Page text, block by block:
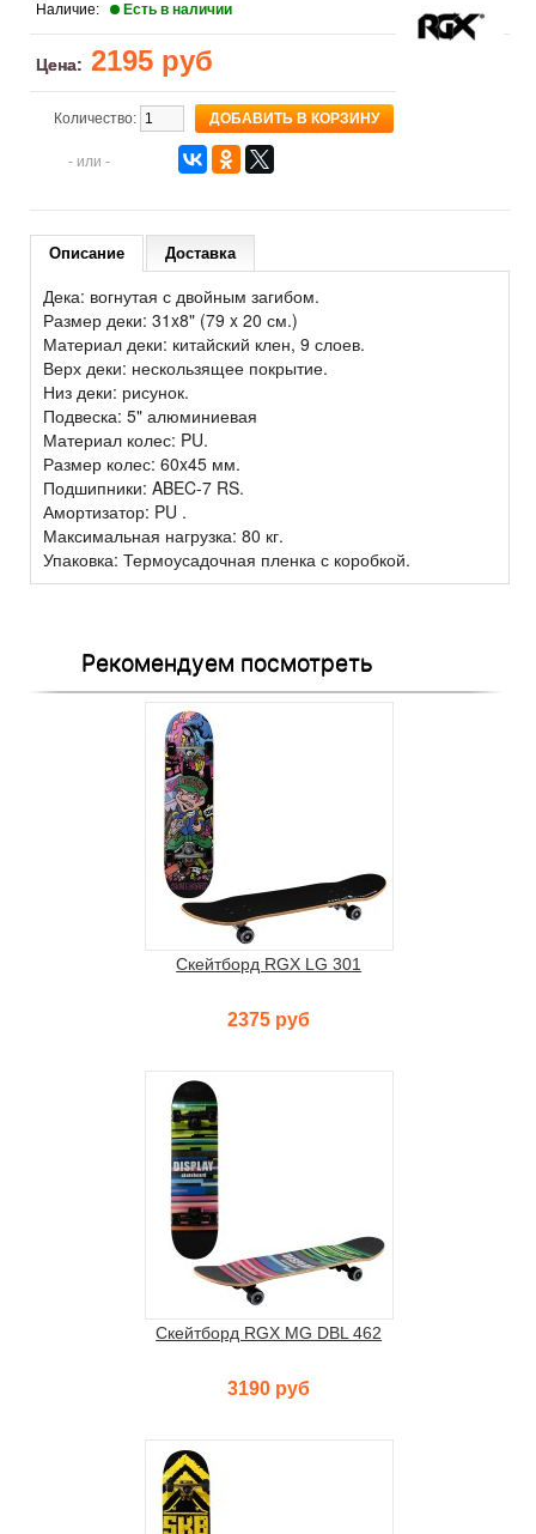
Наличие:
Есть в наличии
Цена: 2195 руб
Количество:
- или -
Описание Доставка
Дека: вогнутая с двойным загибом.
Размер деки: 31x8" (79 x 20 см.)
Материал деки: китайский клен, 9 слоев.
Верх деки: нескользящее покрытие.
Низ деки: рисунок.
Подвеска: 5" алюминиевая
Материал колес: PU.
Размер колес: 60x45 мм.
Подшипники: ABEC-7 RS.
Амортизатор: PU .
Максимальная нагрузка: 80 кг.
Упаковка: Термоусадочная пленка с коробкой.
Рекомендуем посмотреть
Скейтборд RGX LG 301
2375 руб
Скейтборд RGX MG DBL 462
3190 руб